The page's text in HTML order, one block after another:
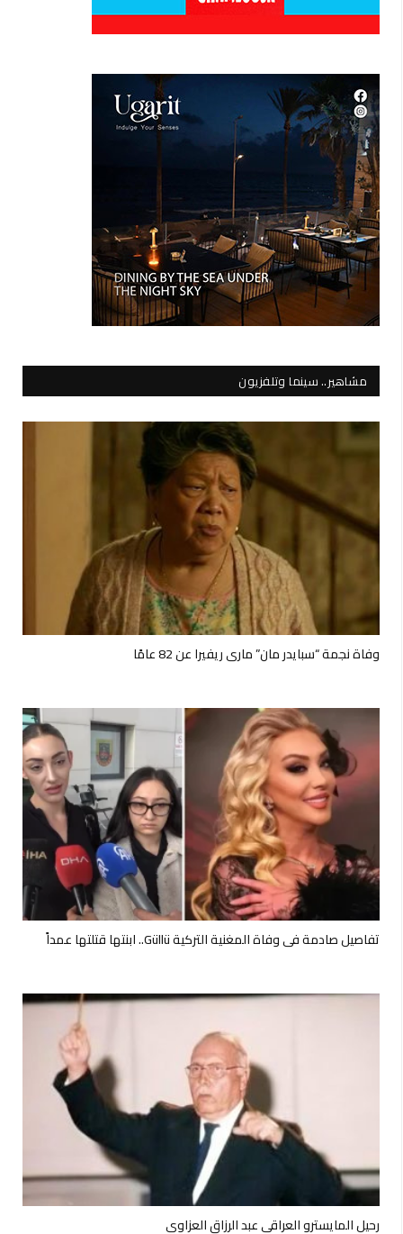
مشاهير.. سينما وتلفزيون
وفاة نجمة “سبايدر مان” ماري ريفيرا عن 82 عامًا
تفاصيل صادمة في وفاة المغنية التركية Güllü.. ابنتها قتلتها عمداً
رحيل المايسترو العراقي عبد الرزاق العزاوي